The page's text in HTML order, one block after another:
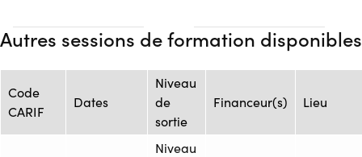
Autres sessions de formation disponibles
Code
CARIF
Dates
Niveau
de
sortie
Financeur(s) Lieu
Niveau